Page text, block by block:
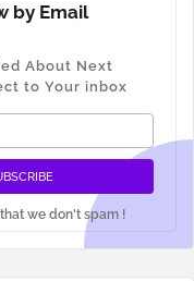
by Email
About Next
to Your inbox
we don't spam !